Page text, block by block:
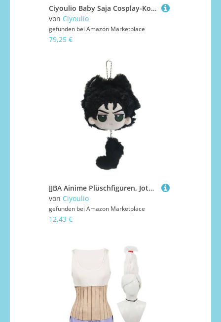
Ciyoulio Baby Saja Cosplay-Kostüm Mystery Jinu Abby Anime Cosplay-Uniform Komplettset Rollenspiel-Outfits Kostüme Halloween-Karneval-Party-Kostüm
von Ciyoulio
gefunden bei Amazon Marketplace
79,25 €
JJBA Ainime Plüschfiguren, Jotaro Josef, Anime, Giorno Giovanna, weiche gefüllte Figur, niedlicher Plüschanhänger, Überwurfkissen, Tasche, Charm, Heimdekoration, Geschenk, 10 cm
von Ciyoulio
gefunden bei Amazon Marketplace
12,43 €